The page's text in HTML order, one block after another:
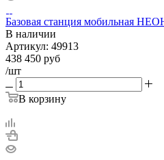
Базовая станция мобильная
В наличии
Артикул: 49913
438 450 руб
/шт
В корзину